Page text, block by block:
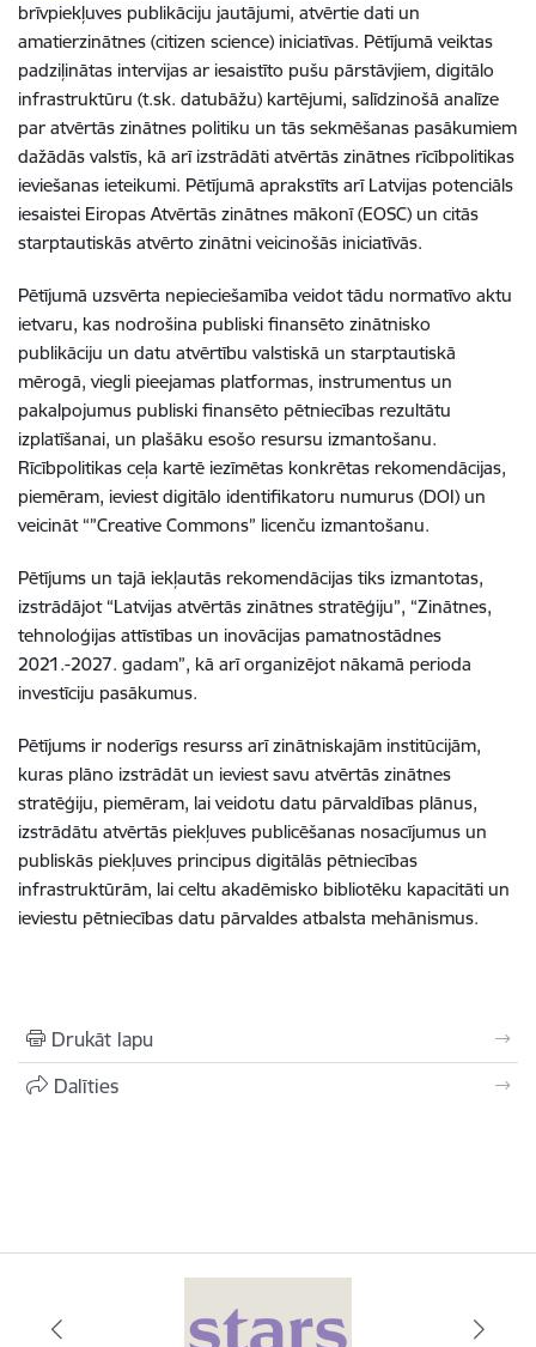
brīvpiekļuves publikāciju jautājumi, atvērtie dati un
amatierzinātnes (citizen science) iniciatīvas. Pētījumā veiktas
padziļinātas intervijas ar iesaistīto pušu pārstāvjiem, digitālo
infrastruktūru (t.sk. datubāžu) kartējumi, salīdzinošā analīze
par atvērtās zinātnes politiku un tās sekmēšanas pasākumiem
dažādās valstīs, kā arī izstrādāti atvērtās zinātnes rīcībpolitikas
ieviešanas ieteikumi. Pētījumā aprakstīts arī Latvijas potenciāls
iesaistei Eiropas Atvērtās zinātnes mākonī (EOSC) un citās
starptautiskās atvērto zinātni veicinošās iniciatīvās.
Pētījumā uzsvērta nepieciešamība veidot tādu normatīvo aktu
ietvaru, kas nodrošina publiski finansēto zinātnisko
publikāciju un datu atvērtību valstiskā un starptautiskā
mērogā, viegli pieejamas platformas, instrumentus un
pakalpojumus publiski finansēto pētniecības rezultātu
izplatīšanai, un plašāku esošo resursu izmantošanu.
Rīcībpolitikas ceļa kartē iezīmētas konkrētas rekomendācijas,
piemēram, ieviest digitālo identifikatoru numurus (DOI) un
veicināt “”Creative Commons” licenču izmantošanu.
Pētījums un tajā iekļautās rekomendācijas tiks izmantotas,
izstrādājot “Latvijas atvērtās zinātnes stratēģiju”, “Zinātnes,
tehnoloģijas attīstības un inovācijas pamatnostādnes
2021.-2027. gadam”, kā arī organizējot nākamā perioda
investīciju pasākumus.
Pētījums ir noderīgs resurss arī zinātniskajām institūcijām,
kuras plāno izstrādāt un ieviest savu atvērtās zinātnes
stratēģiju, piemēram, lai veidotu datu pārvaldības plānus,
izstrādātu atvērtās piekļuves publicēšanas nosacījumus un
publiskās piekļuves principus digitālās pētniecības
infrastruktūrām, lai celtu akadēmisko bibliotēku kapacitāti un
ieviestu pētniecības datu pārvaldes atbalsta mehānismus.
Drukāt lapu
Dalīties